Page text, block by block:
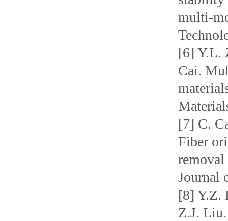
multi-
[6] Y.L.
Cai.
[7] C.
Fiber
removal
Journal
[8] Y.Z.
Z.J.